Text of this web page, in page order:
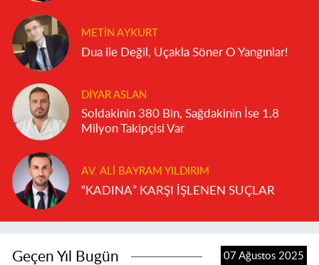
METIN AYKURT
Dua ile Değil, Uçakla Söner O Yangınlar!
DIYAR ASLAN
Soldakinin 380 Bin, Sağdakinin İse 1.8
Milyon Takipçisi Var
AV. ALI BAYRAM YILDIRIM
“KADINA” KARŞI İŞLENEN SUÇLAR
Geçen Yıl Bugün 07 Ağustos 2025